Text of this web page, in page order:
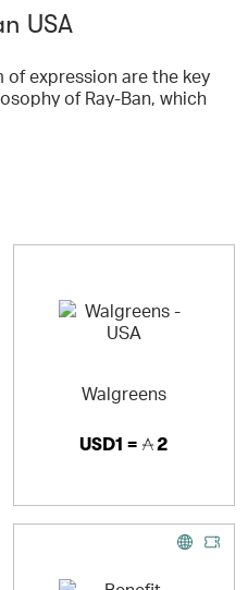
USA
expression are the key
of Ray-Ban, which
leader in sun and
collections remain true
today's fashion and
Ray-Ban is more "iconic"
Walgreens
USD1 = 2